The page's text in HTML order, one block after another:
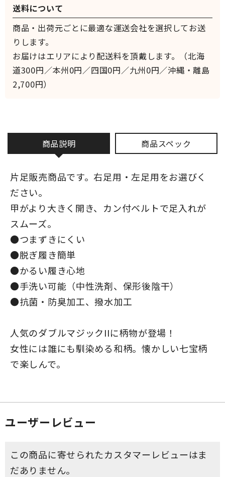
商品説明 商品スペック
片足販売商品です。右足用・左足用をお選びく
ださい。
甲がより大きく開き、カン付ベルトで足入れが
スムーズ。
●つまずきにくい
●脱ぎ履き簡単
●かるい履き心地
●手洗い可能（中性洗剤、保形後陰干）
●抗菌・防臭加工、撥水加工
人気のダブルマジックIIに柄物が登場！
女性には誰にも馴染める和柄。懐かしい七宝柄
で楽しんで。
送料について
商品・出荷元ごとに最適な運送会社を選択してお送
りします。
お届けはエリアにより配送料を頂戴します。（北海
道300円／本州0円／四国0円／九州0円／沖縄・離島
2,700円）
ユーザーレビュー
この商品に寄せられたカスタマーレビューはま
だありません。